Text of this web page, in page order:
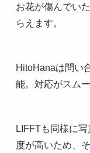
お花が傷んでいた
らえます。
HitoHanaは問い
能。対応がスム
LIFFTも同様に
度が高いため、